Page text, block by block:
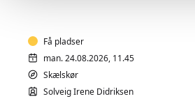
for
personer
med
fysisk
Få pladser
man. 24.08.2026, 11.45
Skælskør
Solveig Irene Didriksen